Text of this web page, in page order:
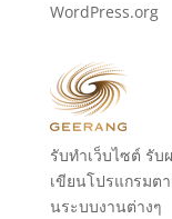
WordPress.org
รับทำเว็บไซต์ รับ
เขียนโปรแกรมต
นระบบงานต่างๆ